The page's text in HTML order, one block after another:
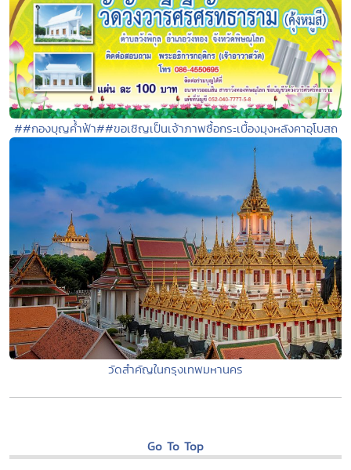
##กองบุญค้ำฟ้า##ขอเชิญเป็นเจ้าภาพซื้อกระเบื้องมุงหลังคาอุโบสถ
วัดสำคัญในกรุงเทพมหานคร
Go To Top